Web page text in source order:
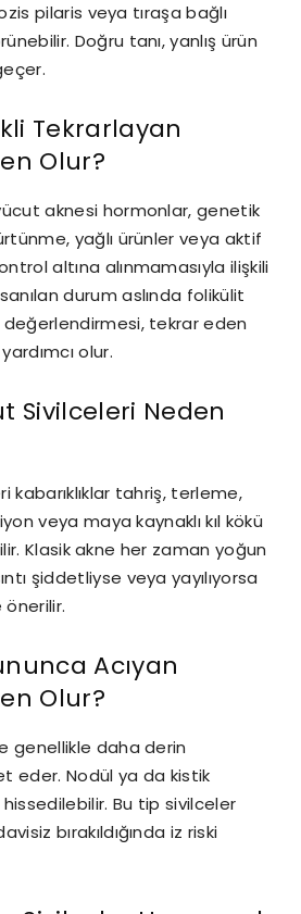
pilaris veya tıraşa bağlı
Doğru tanı, yanlış ürün
Tekrarlayan
Olur?
aknesi hormonlar, genetik
yağlı ürünler veya aktif
altına alınmamasıyla ilişkili
durum aslında folikülit
tekrar eden
olur.
Sivilceleri Neden
kabarıklıklar tahriş, terleme,
veya maya kaynaklı kıl kökü
Klasik akne her zaman yoğun
şiddetliyse veya yayılıyorsa
Acıyan
Olur?
genellikle daha derin
eder. Nodül ya da kistik
Bu tip sivilceler
bırakıldığında iz riski